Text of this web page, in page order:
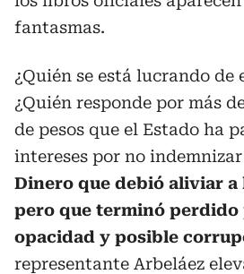
fantasmas.
¿Quién se está lucrando de
¿Quién responde por más
de pesos que el Estado ha
intereses por no
Dinero que debió aliviar a
pero que terminó perdido
opacidad y posible
representante Arbeláez